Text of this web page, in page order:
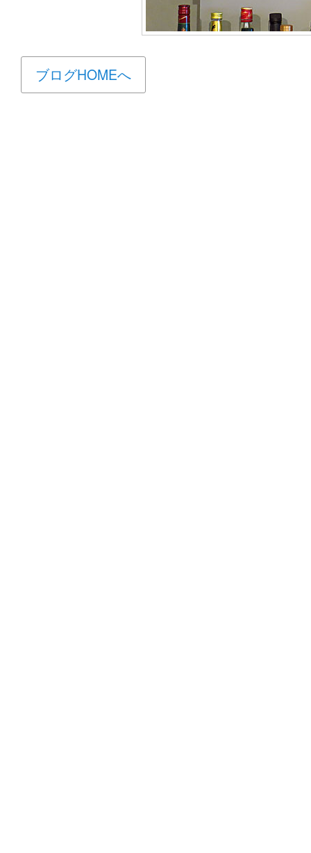
ブログHOMEへ